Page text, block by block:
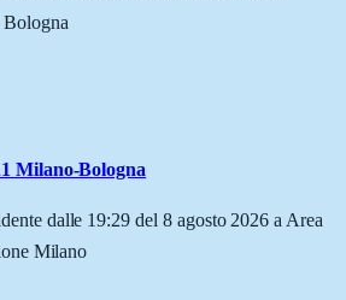
Milano-Bologna
dalle 19:29 del 8 agosto 2026 a Area
Milano